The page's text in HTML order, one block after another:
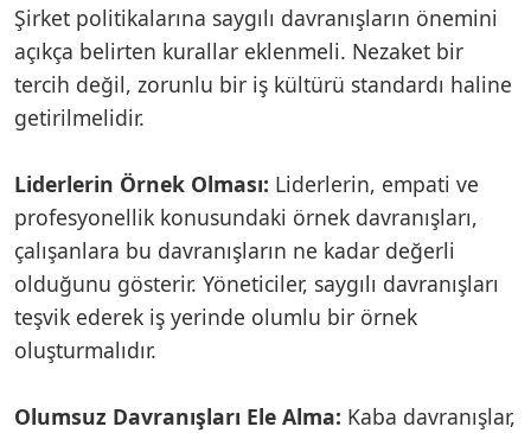
Şirket politikalarına saygılı davranışların önemini
açıkça belirten kurallar eklenmeli. Nezaket bir
tercih değil, zorunlu bir iş kültürü standardı haline
getirilmelidir.
Liderlerin Örnek Olması: Liderlerin, empati ve
profesyonellik konusundaki örnek davranışları,
çalışanlara bu davranışların ne kadar değerli
olduğunu gösterir. Yöneticiler, saygılı davranışları
teşvik ederek iş yerinde olumlu bir örnek
oluşturmalıdır.
Olumsuz Davranışları Ele Alma: Kaba davranışlar,